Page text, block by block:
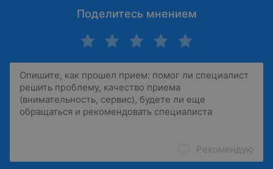
Поделитесь мнением
Рекомендую